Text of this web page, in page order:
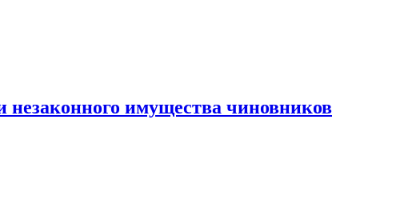
незаконного имущества чиновников